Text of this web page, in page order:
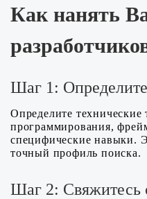
Как нанять
Шаг 1:
Определите
программирования,
специфические навыки.
точный профиль поиска.
Шаг 2: Свяжитесь